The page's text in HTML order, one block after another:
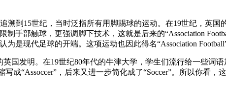
溯到15世纪，当时泛指所有用脚踢球的运动。在19世纪，英
制手部触球，更强调脚下技术，这就是后来的“Association
是现代足球的开端。这项运动也因此得名“Association Football”
国发明。在19世纪80年代的牛津大学，学生们流行给一些词
写成“Assoccer”，后来又进一步简化成了“Soccer”。所以你看